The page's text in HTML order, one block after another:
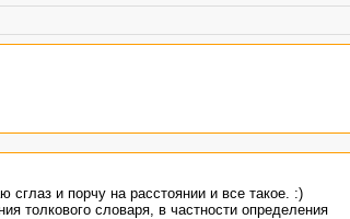
и порчу на расстоянии и все такое. :)
толкового словаря, в частности определения